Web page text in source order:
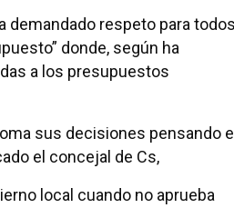
demandado respeto para
donde, según ha
a los presupuestos
sus decisiones pensando
el concejal de Cs,
local cuando no aprueba